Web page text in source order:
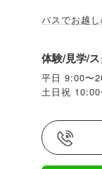
バスでお越
体験/見学/
平日 9:00〜
土日祝